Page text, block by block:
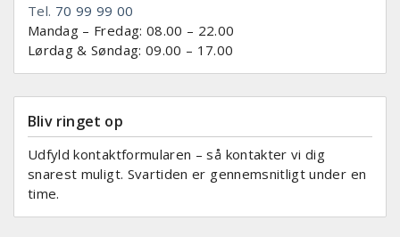
Tel. 70 99 99 00
Mandag – Fredag: 08.00 – 22.00
Lørdag & Søndag: 09.00 – 17.00
Bliv ringet op
Udfyld kontaktformularen – så kontakter vi dig
snarest muligt. Svartiden er gennemsnitligt under en
time.